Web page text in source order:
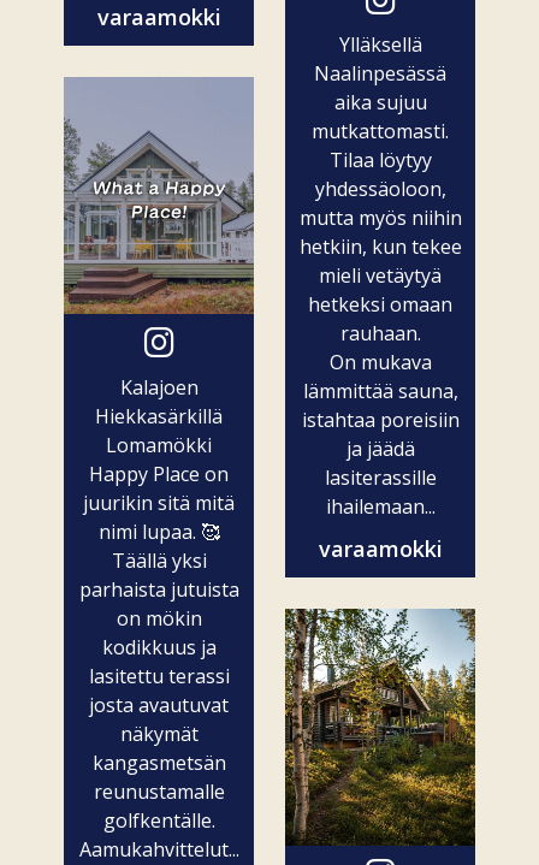
varaamokki
Kalajoen
Hiekkasärkillä
Lomamökki
Happy Place on
juurikin sitä mitä
nimi lupaa. 🥰
Täällä yksi
parhaista jutuista
on mökin
kodikkuus ja
lasitettu terassi
josta avautuvat
näkymät
kangasmetsän
reunustamalle
golfkentälle.
Aamukahvittelut...
Ylläksellä
Naalinpesässä
aika sujuu
mutkattomasti.
Tilaa löytyy
yhdessäoloon,
mutta myös niihin
hetkiin, kun tekee
mieli vetäytyä
hetkeksi omaan
rauhaan.
On mukava
lämmittää sauna,
istahtaa poreisiin
ja jäädä
lasiterassille
ihailemaan...
varaamokki